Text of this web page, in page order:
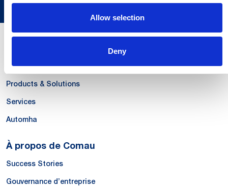
Allow selection
Deny
Systems
Products & Solutions
Services
Automha
À propos de Comau
Success Stories
Gouvernance d’entreprise